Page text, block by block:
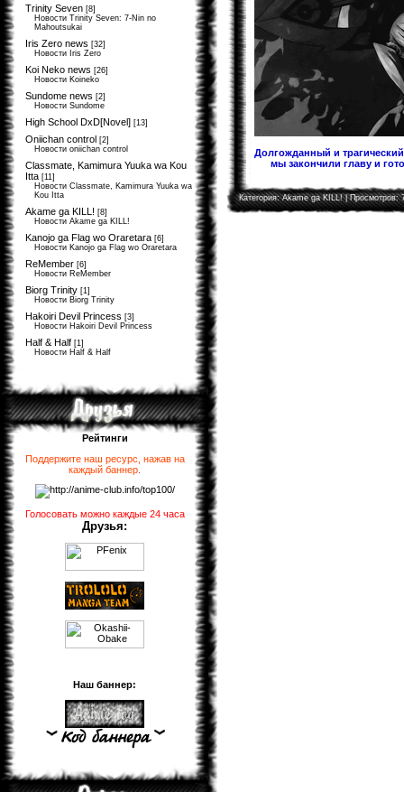
Trinity Seven [8]
Новости Trinity Seven: 7-Nin no
Mahoutsukai
Iris Zero news [32]
Новости Iris Zero
Koi Neko news [26]
Новости Koineko
Sundome news [2]
Новости Sundome
High School DxD[Novel] [13]
Oniichan control [2]
Новости oniichan control
Classmate, Kamimura Yuuka wa Kou
Itta [11]
Новости Classmate, Kamimura Yuuka wa
Kou Itta
Akame ga KILL! [8]
Новости Akame ga KILL!
Kanojo ga Flag wo Oraretara [6]
Новости Kanojo ga Flag wo Oraretara
ReMember [6]
Новости ReMember
Biorg Trinity [1]
Новости Biorg Trinity
Hakoiri Devil Princess [3]
Новости Hakoiri Devil Princess
Half & Half [1]
Новости Half & Half
Рейтинги
Поддержите наш ресурс, нажав на
каждый баннер
Голосовать можно каждые 24 часа
Друзья:
Наш баннер:
Долгожданный и
мы закончили главу и
Категория:Akame ga KILL!| Просмотров: